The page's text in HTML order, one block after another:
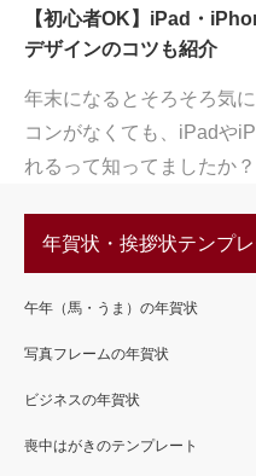
【初心者OK】iPad・
デザインのコツも紹介
年末になるとそろそろ気
コンがなくても、iPadや
れるって知ってましたか
年賀状・挨拶状テンプレ
午年（馬・うま）の年賀状
写真フレームの年賀状
ビジネスの年賀状
喪中はがきのテンプレート